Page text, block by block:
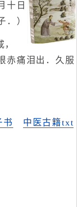
十日
．）
赤痛泪出．久服
书
中医古籍txt